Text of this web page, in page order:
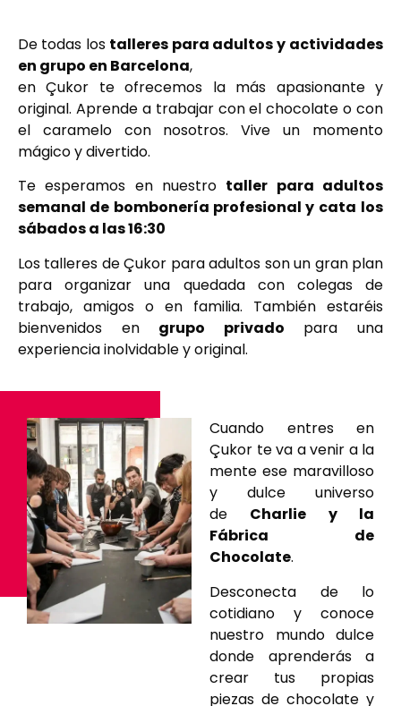
De todas los talleres para adultos y actividades
en grupo en Barcelona,
en Çukor te ofrecemos la más apasionante y
original. Aprende a trabajar con el chocolate o con
el caramelo con nosotros. Vive un momento
mágico y divertido.
Te esperamos en nuestro taller para adultos
semanal de bombonería profesional y cata los
sábados a las 16:30
Los talleres de Çukor para adultos son un gran plan
para organizar una quedada con colegas de
trabajo, amigos o en familia. También estaréis
bienvenidos en grupo privado para una
experiencia inolvidable y original.
Cuando entres en
Çukor te va a venir a la
mente ese maravilloso
y dulce universo
de Charlie y la
Fábrica de
Chocolate.
Desconecta de lo
cotidiano y conoce
nuestro mundo dulce
donde aprenderás a
crear tus propias
piezas de chocolate y